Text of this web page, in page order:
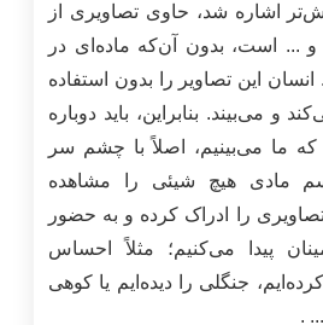
اشاره شد، حاوی تصاویری از
و ... است، بدون آن‌که ماده‌ای در
انسان این تصاویر را بدون استفاده
و می‌بیند. بنابراین، باید دوباره
که ما می‌بینیم، اصلاً با چشم سر
مادی هیچ شیئی را مشاهده
را ادراک کرده و به حضور
پیدا می‌کنیم؛ مثلاً احساس
جنگلی را دیده‌ایم یا کوهی
.